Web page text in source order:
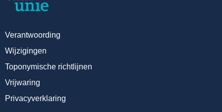
Verantwoording
Wijzigingen
Toponymische richtlijnen
Vrijwaring
Privacyverklaring